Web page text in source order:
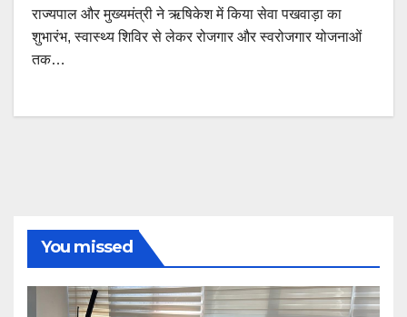
राज्यपाल और मुख्यमंत्री ने ऋषिकेश में किया सेवा पखवाड़ा का
शुभारंभ, स्वास्थ्य शिविर से लेकर रोजगार और स्वरोजगार योजनाओं
तक…
You missed